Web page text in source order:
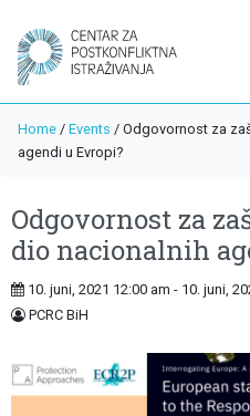
Home / Events / Odgovornost za
agendi u Evropi?
Odgovornost za
dio nacionalnih
10. juni, 2021 12:00 am - 10. juni,
PCRC BiH